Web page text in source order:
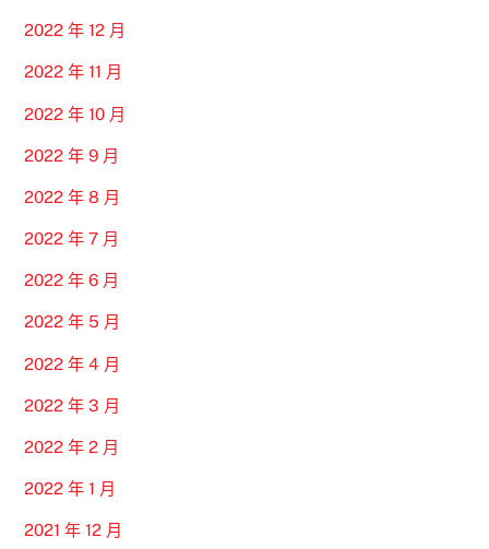
2022 年 12 月
2022 年 11 月
2022 年 10 月
2022 年 9 月
2022 年 8 月
2022 年 7 月
2022 年 6 月
2022 年 5 月
2022 年 4 月
2022 年 3 月
2022 年 2 月
2022 年 1 月
2021 年 12 月